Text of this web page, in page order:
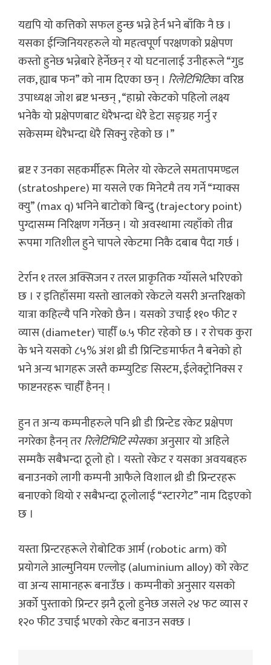
यद्यपि यो कत्तिको सफल हुन्छ भन्ने हेर्न भने बाँकि नै छ ।
यसका ईन्जिनियरहरुले यो महत्वपूर्ण परक्षणको प्रक्षेपण
कस्तो हुनेछ भन्नेबारे हेर्नेछन् र यो घटनालाई उनीहरूले “गुड
लक, ह्याब फन” को नाम दिएका छन् । रिलेटिभिटिका वरिष्ठ
उपाध्यक्ष जोश ब्रष्ट भन्छन् , “हाम्रो रकेटको पहिलो लक्ष्य
भनेकै यो प्रक्षेपणबाट धेरैभन्दा धेरै डेटा सङ्ग्रह गर्नु र
सकेसम्म धेरैभन्दा धेरै सिक्नु रहेको छ ।”
ब्रष्ट र उनका सहकर्मीहरू मिलेर यो रकेटले समतापमण्डल
(stratoshpere) मा यसले एक मिनेटमै तय गर्ने “म्याक्स
क्यु” (max q) भनिने बाटोको बिन्दु (trajectory point)
पुग्दासम्म निरिक्षण गर्नेछन् । यो अवस्थामा त्यहाँको तीव्र
रूपमा गतिशील हुने चापले रकेटमा निकै दबाब पैदा गर्छ ।
टेर्रान १ तरल अक्सिजन र तरल प्राकृतिक ग्याँसले भरिएको
छ । र इतिहाँसमा यस्तो खालको रकेटले यसरी अन्तरिक्षको
यात्रा कहिल्यै पनि गरेको छैन । यसको उचाई ११० फीट र
व्यास (diameter) चाहीँ ७.५ फीट रहेको छ । र रोचक कुरा
के भने यसको ८५% अंश थ्री डी प्रिन्टिङमार्फत नै बनेको हो
भने अन्य भागहरू जस्तै कम्प्युटिङ सिस्टम, ईलेक्ट्रोनिक्स र
फाष्टनरहरू चाहीँ हैनन् ।
हुन त अन्य कम्पनीहरुले पनि थ्री डी प्रिन्टेड रकेट प्रक्षेपण
नगरेका हैनन् तररिलेटिभिटि स्पेसका अनुसार यो अहिले
सम्मकै सबैभन्दा ठूलो हो । यस्तो रकेट र यसका अवयबहरु
बनाउनको लागी कम्पनी आफैले विशाल थ्री डी प्रिन्टरहरू
बनाएको थियो र सबैभन्दा ठूलोलाई “स्टारगेट” नाम दिइएको
छ ।
यस्ता प्रिन्टरहरूले रोबोटिक आर्म (robotic arm) को
प्रयोगले आल्मुनियम एल्लोइ (aluminium alloy) को रकेट
वा अन्य सामानहरू बनाउँछ । कम्पनीको अनुसार यसको
अर्को पुस्ताको प्रिन्टर झनै ठूलो हुनेछ जसले २४ फट व्यास र
१२० फीट उचाई भएको रकेट बनाउन सक्छ ।